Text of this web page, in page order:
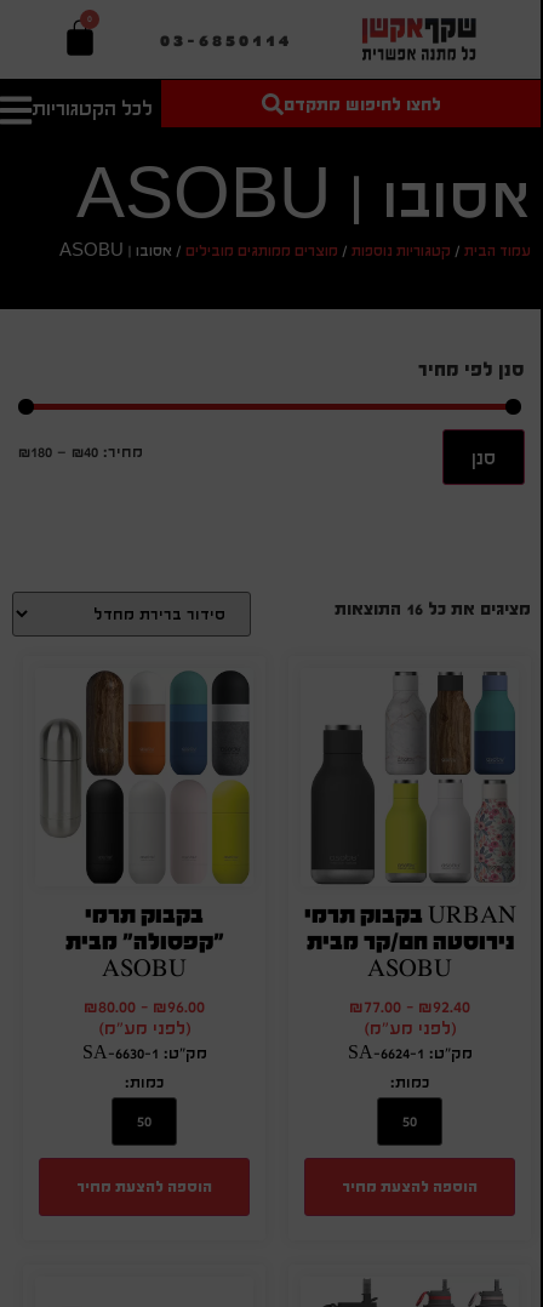
03-6850114
0
לכל הקטגוריות
טקסט חופשי
מחיר מיני'
מחיר מקס'
אישית
לחצו לחיפוש מתקדם
אסובו | ASOBU
עמוד הבית/ קטגוריות נוספות/ מוצרים ממותגים מובילים/ אסובו | ASOBU
סנן לפי מחיר
סנן מחיר: ₪40
—
₪180
מציגים את כל ⁦16⁩ התוצאות
URBAN בקבוק תרמי
נירוסטה חם/קר מבית
ASOBU
₪92.40
-
₪77.00
(לפני מע"מ)
מק"ט: SA-6624-1
כמות:
הוספה להצעת מחיר
בקבוק תרמי
"קפסולה" מבית
ASOBU
₪96.00
-
₪80.00
(לפני מע"מ)
מק"ט: SA-6630-1
כמות:
הוספה להצעת מחיר